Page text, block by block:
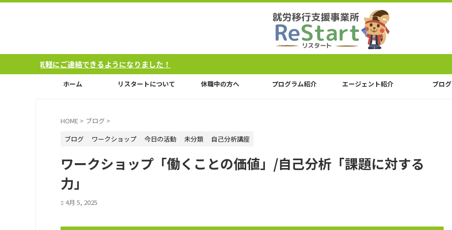
連絡できるようになりました！
ホーム リスタートについて 休職中の方へ プログラム紹介 エージェント紹介 ブログ
HOME > ブログ >
ブログ
ワークショップ 今日の活動 未分類 自己分析講座
ワークショップ「働くことの価値」/自己分析「課題に対する
力」
4月 5, 2025